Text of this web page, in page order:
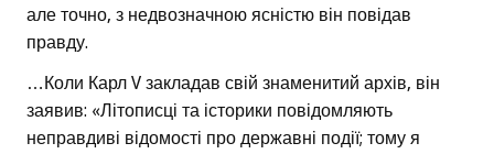
але точно, з недвозначною ясністю він повідав
правду.
…Коли Карл V закладав свій знаменитий архів, він
заявив: «Літописці та історики повідомляють
неправдиві відомості про державні події; тому я